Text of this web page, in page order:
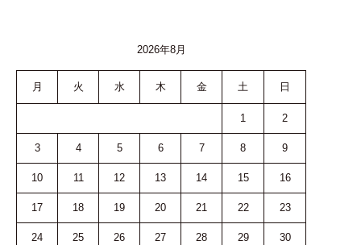
2026年8月
月 火 水 木 金 土 日
1 2
3 4 5 6 7 8 9
10 11 12 13 14 15 16
17 18 19 20 21 22 23
24 25 26 27 28 29 30